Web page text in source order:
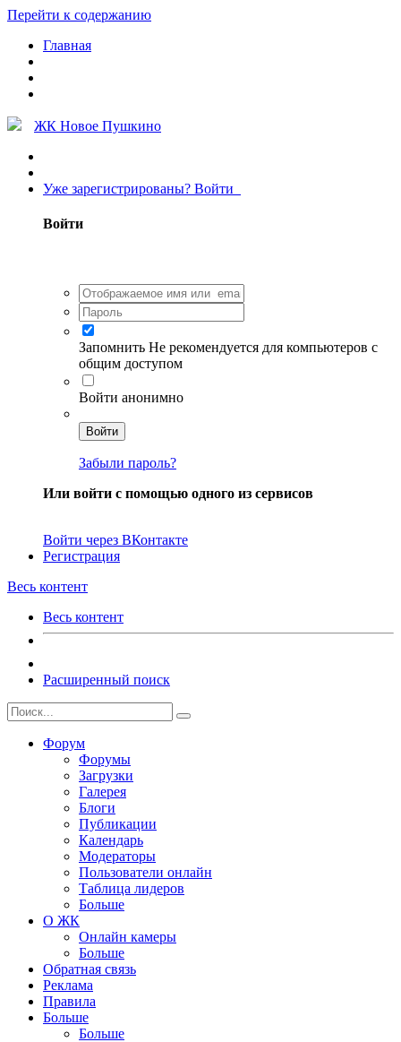
Перейти к содержанию
Главная
ЖК Новое Пушкино
Уже зарегистрированы? Войти
Войти
Запомнить Не рекомендуется для компьютеров с
общим доступом
Войти анонимно
Войти
Забыли пароль?
Или войти с помощью одного из сервисов
Войти через ВКонтакте
Регистрация
Весь контент
Весь контент
Расширенный поиск
Форум
Форумы
Загрузки
Галерея
Блоги
Публикации
Календарь
Модераторы
Пользователи онлайн
Таблица лидеров
Больше
О ЖК
Онлайн камеры
Больше
Обратная связь
Реклама
Правила
Больше
Больше